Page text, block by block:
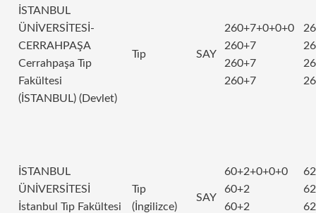
İSTANBUL
ÜNİVERSİTESİ-
CERRAHPAŞA
Cerrahpaşa Tıp
Fakültesi
(İSTANBUL) (Devlet)
Tıp SAY
260+7+0+0+0
260+7
260+7
260+7
İSTANBUL
ÜNİVERSİTESİ
İstanbul Tıp Fakültesi
Tıp
(İngilizce)
SAY
60+2+0+0+0
60+2
60+2
62
62
62